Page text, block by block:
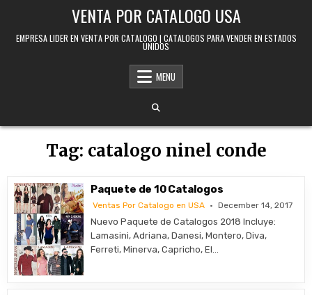
VENTA POR CATALOGO USA
EMPRESA LIDER EN VENTA POR CATALOGO | CATALOGOS PARA VENDER EN ESTADOS
UNIDOS
MENU
Tag: catalogo ninel conde
Paquete de 10 Catalogos
Ventas Por Catalogo en USA December 14, 2017
Nuevo Paquete de Catalogos 2018 Incluye:
Lamasini, Adriana, Danesi, Montero, Diva,
Ferreti, Minerva, Capricho, El…